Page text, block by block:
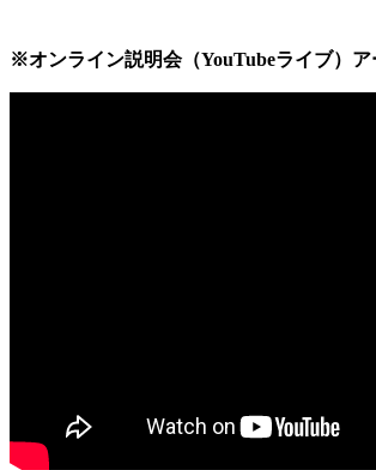
※オンライン説明会（YouTubeライブ）ア